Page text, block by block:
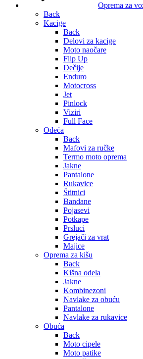
Oprema za
Back
Kacige
Back
Delovi za kacige
Moto naočare
Flip Up
Dečije
Enduro
Motocross
Jet
Pinlock
Viziri
Full Face
Odeća
Back
Mafovi za ručke
Termo moto oprema
Jakne
Pantalone
Rukavice
Štitnici
Bandane
Pojasevi
Potkape
Prsluci
Grejači za vrat
Majice
Oprema za kišu
Back
Kišna odela
Jakne
Kombinezoni
Navlake za obuću
Pantalone
Navlake za rukavice
Obuća
Back
Moto cipele
Moto patike